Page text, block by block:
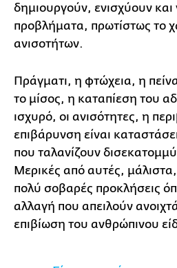
δημιουργούν, ενισχύουν και
προβλήματα, πρωτίστως το
ανισοτήτων.
Πράγματι, η φτώχεια, η
το μίσος, η καταπίεση του
ισχυρό, οι ανισότητες, η
επιβάρυνση είναι
που ταλανίζουν
Μερικές από αυτές,
πολύ σοβαρές προκλήσεις
αλλαγή που απειλούν
επιβίωση του ανθρώπινου